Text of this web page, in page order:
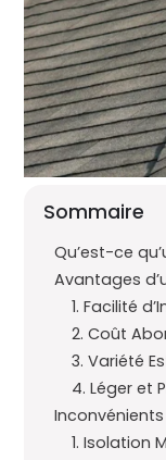
13 Août 2024
Sommaire
Qu’est-ce
Avantages
1. Facilité
2. Coût
3. Variété
4. Léger et
1. Isolation